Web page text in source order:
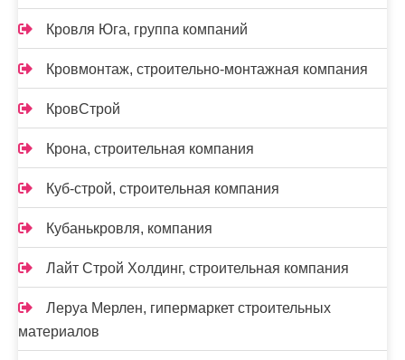
Кровля Юга, группа компаний
Кровмонтаж, строительно-монтажная компания
КровСтрой
Крона, строительная компания
Куб-строй, строительная компания
Кубанькровля, компания
Лайт Строй Холдинг, строительная компания
Леруа Мерлен, гипермаркет строительных
материалов